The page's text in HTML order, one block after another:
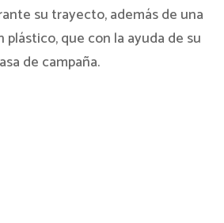
su trayecto, además de una
plástico, que con la ayuda de su
de campaña.